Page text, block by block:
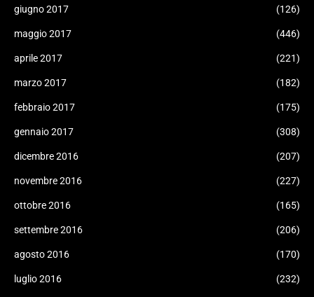
giugno 2017 (126)
maggio 2017 (446)
aprile 2017 (221)
marzo 2017 (182)
febbraio 2017 (175)
gennaio 2017 (308)
dicembre 2016 (207)
novembre 2016 (227)
ottobre 2016 (165)
settembre 2016 (206)
agosto 2016 (170)
luglio 2016 (232)